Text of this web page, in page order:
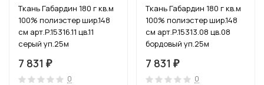
Ткань Габардин 180 г кв.м
100% полиэстер шир.148
см арт.Р.15316.11 цв.11
серый уп.25м
7 831 ₽
0
Ткань Габардин 180 г кв.м
100% полиэстер шир.148
см арт.Р.15313.08 цв.08
бордовый уп.25м
7 831 ₽
0